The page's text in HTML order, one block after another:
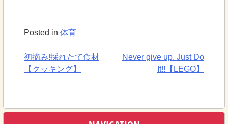
Posted in 体育
投
ナ
初摘み!採れたて食材
【クッキング】
Never give up. Just Do
It!!【LEGO】